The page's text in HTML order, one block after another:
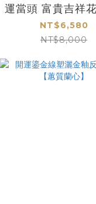
運當頭 富貴吉祥花
藏送禮首選
NT$6,580
NT$8,000